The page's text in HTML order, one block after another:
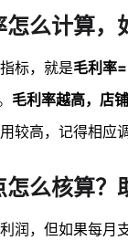
么计算，
标，就是毛利率
毛利率越高，店
较高，记得相应
怎么核算？
润，但如果每月